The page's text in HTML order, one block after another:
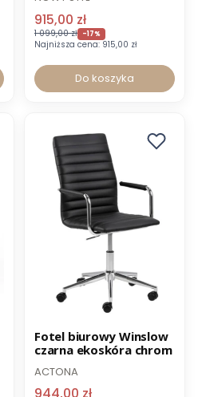
915,00 zł
1 099,00 zł -17%
Najniższa cena: 915,00 zł
Do koszyka
Promocja
Fotel biurowy Winslow
czarna ekoskóra chrom
ACTONA